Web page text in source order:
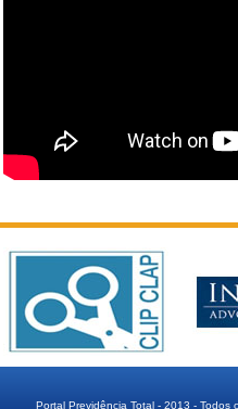
Portal Previdência Total - 2013 - Todos